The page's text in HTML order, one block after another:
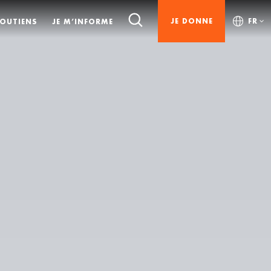
JE M’INFORME JE DONNE FR